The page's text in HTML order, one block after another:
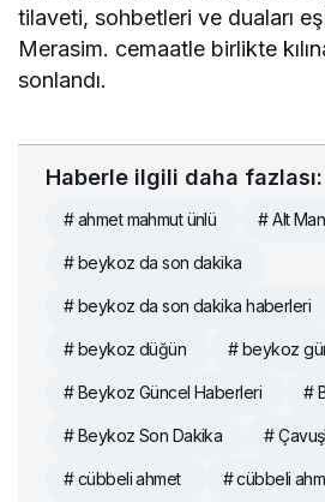
tilaveti, sohbetleri ve duaları
Merasim. cemaatle birlikte
sonlandı.
Haberle ilgili daha fazlası:
# ahmet mahmut ünlü # Alt
# beykoz da son dakika
# beykoz da son dakika haberleri
# beykoz düğün # beykoz
# Beykoz Güncel Haberleri #
# Beykoz Son Dakika #
# cübbeli ahmet # cübbeli